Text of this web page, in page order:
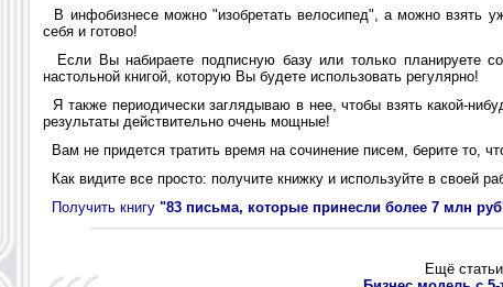
В инфобизнесе можно "изобретать велосипед", а можно взять
себя и готово!
Если Вы набираете подписную базу или только планируете
настольной книгой, которую Вы будете использовать регулярно!
Я также периодически заглядываю в нее, чтобы взять какой-
результаты действительно очень мощные!
Вам не придется тратить время на сочинение писем, берите то,
Как видите все просто: получите книжку и используйте в своей
Получить книгу "83 письма, которые принесли более 7 млн
Ещё